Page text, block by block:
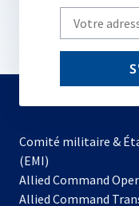
Write
your
email
Comité militaire &
(EMI)
Allied Command
Allied Command